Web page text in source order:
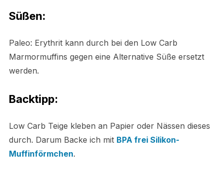
Süßen:
Paleo: Erythrit kann durch bei den Low Carb
Marmormuffins gegen eine Alternative Süße ersetzt
werden.
Backtipp:
Low Carb Teige kleben an Papier oder Nässen dieses
durch. Darum Backe ich mit BPA frei Silikon-
Muffinförmchen.